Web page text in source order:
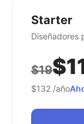
Starter
Diseñadores
$19
$132 /año